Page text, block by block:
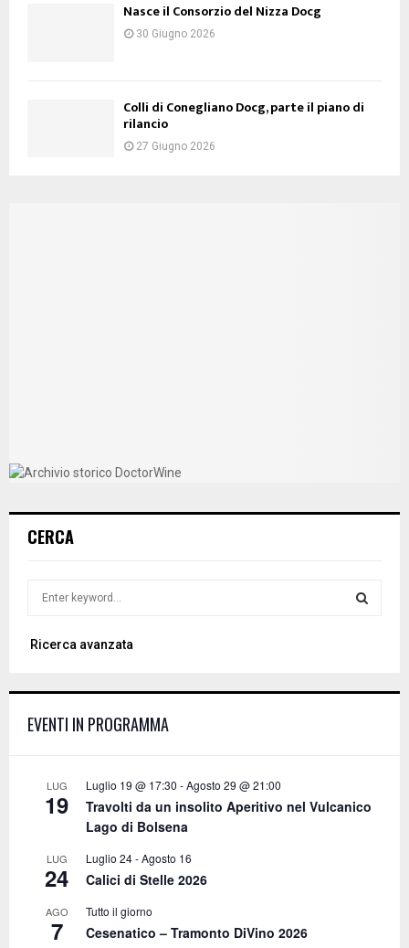
Nasce il Consorzio del Nizza Docg
30 Giugno 2026
Colli di Conegliano Docg, parte il piano di
rilancio
27 Giugno 2026
CERCA
r
o
Ricerca avanzata
EVENTI IN PROGRAMMA
LUG
19
Luglio 19 @ 17:30 -Agosto 29 @ 21:00
Travolti da un insolito Aperitivo nel Vulcanico
Lago di Bolsena
LUG
24
Luglio 24-Agosto 16
Calici di Stelle 2026
AGO
7
Tutto il giorno
Cesenatico – Tramonto DiVino 2026